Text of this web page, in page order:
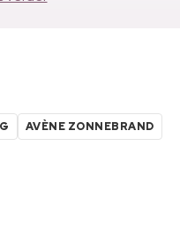
AVÈNE ZONNEBRAND